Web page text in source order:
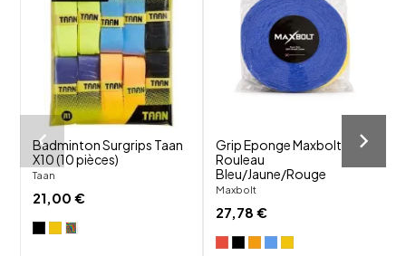
Badminton Surgrips Taan
X10 (10 pièces)
Taan
21,00 €
Grip Eponge Maxbolt
Rouleau
Bleu/Jaune/Rouge
Maxbolt
27,78 €